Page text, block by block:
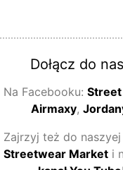
Dołącz do
Na Facebooku:
Airmaxy,
Zajrzyj też do
Streetwear Marketi